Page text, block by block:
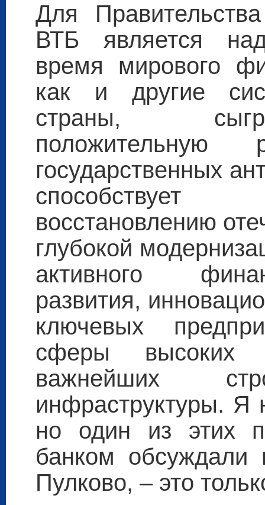
Для
ВТБ является
время мирового
как и другие
страны,
государственных
восстановлению
глубокой
активного
развития,
ключевых
сферы высоких
важнейших
инфраструктуры. Я
но один из этих
банком обсуждали
Пулково, – это